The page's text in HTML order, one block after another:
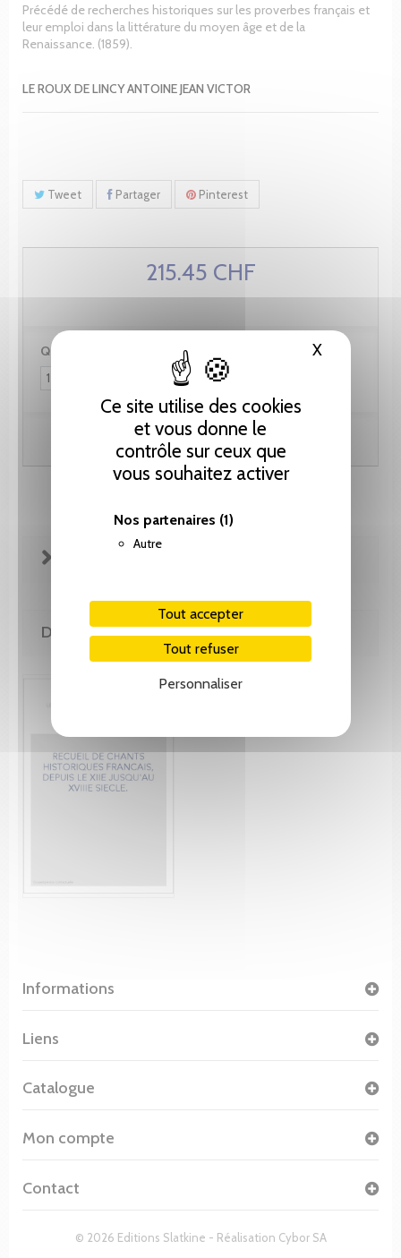
Ce site utilise des cookies
et vous donne le
contrôle sur ceux que
vous souhaitez activer
Nos partenaires (1)
Autre
Tout accepter
Tout refuser
Personnaliser
XMasquer
Précédé de recherches historiques sur les proverbes français et
leur emploi dans la littérature du moyen âge et de la
Renaissance. (1859).
LE ROUX DE LINCY ANTOINE JEAN VICTOR
Tweet Partager Pinterest
215.45 CHF
Quantité :
Ajouter au panier
DE MÊME AUTEUR(E)
Informations
© 2026 Editions Slatkine - Réalisation Cybor SA
Liens
Catalogue
Mon compte
Contact